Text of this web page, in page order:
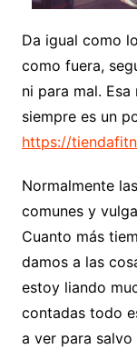
Da igual como
como fuera,
ni para mal.
siempre es un
https://
Normalmente
comunes y
Cuanto más
damos a las
estoy liando
contadas todo
a ver para